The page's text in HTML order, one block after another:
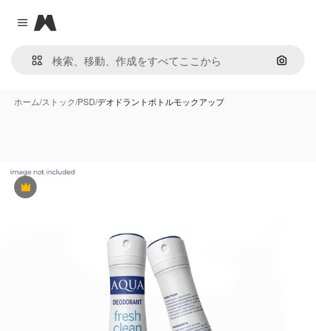
Close menu
Magnific
画像で
ホーム/ストック/PSD/デオドラントボトルモックアップ
Premium